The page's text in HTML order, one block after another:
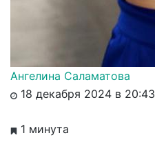
Ангелина Саламатова
18 декабря 2024 в 20:43
1 минута